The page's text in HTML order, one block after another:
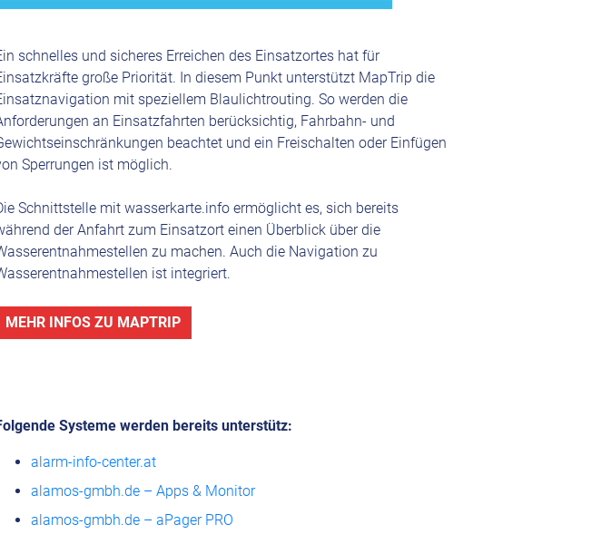
schnelles und sicheres Erreichen des Einsatzortes hat für
große Priorität. In diesem Punkt unterstützt MapTrip die
mit speziellem Blaulichtrouting. So werden die
an Einsatzfahrten berücksichtig, Fahrbahn- und
beachtet und ein Freischalten oder Einfügen
Sperrungen ist möglich.
Schnittstelle mit wasserkarte.info ermöglicht es, sich bereits
der Anfahrt zum Einsatzort einen Überblick über die
zu machen. Auch die Navigation zu
ist integriert.
MEHR INFOS ZU MAPTRIP
Systeme werden bereits unterstütz:
alarm-info-center.at
alamos-gmbh.de – Apps & Monitor
alamos-gmbh.de – aPager PRO